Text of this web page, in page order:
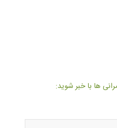
ها با خبر شوید: